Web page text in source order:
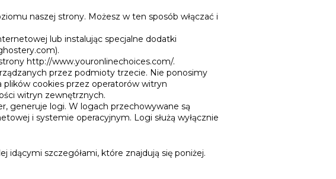
naszej strony. Możesz w ten sposób włączać i
lub instalując specjalne dodatki
http://www.youronlinechoices.com/.
przez podmioty trzecie. Nie ponosimy
plików cookies przez operatorów witryn
witryn zewnętrznych.
generuje logi. W logach przechowywane są
i systemie operacyjnym. Logi służą wyłącznie
idącymi szczegółami, które znajdują się poniżej.